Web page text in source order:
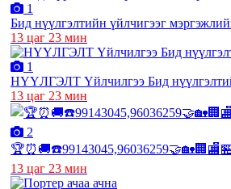
1
Бид нүүлгэлтийн үйлчигээг
13 цаг 23 мин
1
НҮҮЛГЭЛТ Үйлчилгээ Бид
13 цаг 23 мин
2
13 цаг 23 мин